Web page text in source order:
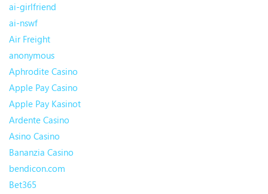
ai-girlfriend
ai-nswf
Air Freight
anonymous
Aphrodite Casino
Apple Pay Casino
Apple Pay Kasinot
Ardente Casino
Asino Casino
Bananzia Casino
bendicon.com
Bet365